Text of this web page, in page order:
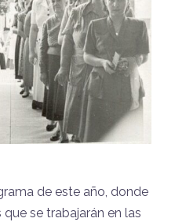
de este año, donde
se trabajarán en las